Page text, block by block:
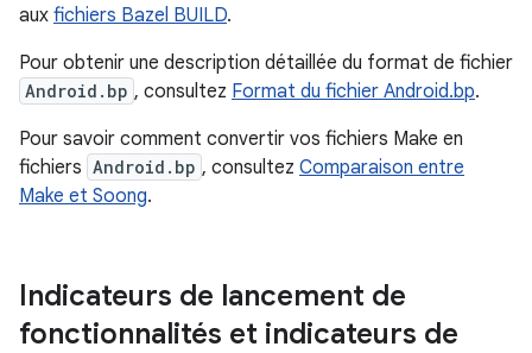
aux fichiers Bazel BUILD.
Pour obtenir une description détaillée du format de fichier
Android.bp , consultez Format du fichier Android.bp.
Pour savoir comment convertir vos fichiers Make en
fichiers Android.bp , consultez Comparaison entre
Make et Soong.
Indicateurs de lancement de
fonctionnalités et indicateurs de